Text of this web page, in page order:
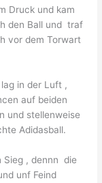
Druck und kam
den Ball und traf
vor dem Torwart
in der Luft ,
auf beiden
und stellenweise
Adidasball.
Sieg , dennn die
unf Feind